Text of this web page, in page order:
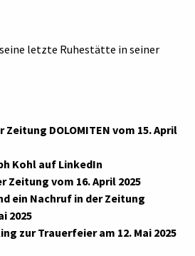
letzte Ruhestätte in seiner
DOLOMITEN vom 15. April
Kohl auf LinkedIn
Zeitung vom 16. April 2025
ein Nachruf in der Zeitung
2025
zur Trauerfeier am 12. Mai 2025